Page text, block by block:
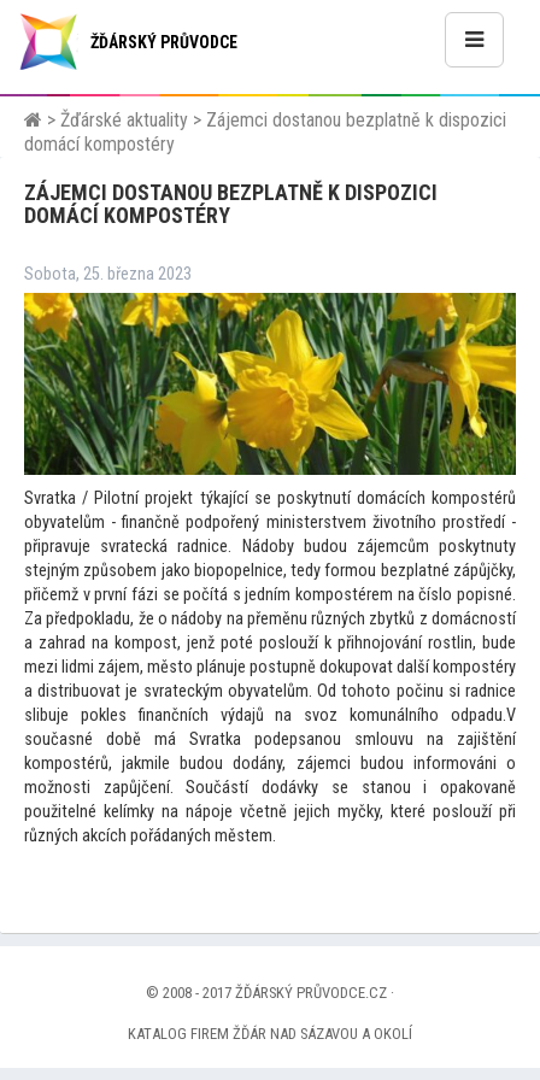
ŽĎÁRSKÝ PRŮVODCE
> Žďárské aktuality > Zájemci dostanou bezplatně k dispozici
domácí kompostéry
ZÁJEMCI DOSTANOU BEZPLATNĚ K DISPOZICI
DOMÁCÍ KOMPOSTÉRY
Sobota, 25. března 2023
Svratka / Pilotní projekt týkající se poskytnutí domácích kompostérů
obyvatelům - finančně podpořený ministerstvem životního prostředí -
připravuje svratecká radnice. Nádoby budou zájemcům poskytnuty
stejným způsobem jako biopopelnice, tedy formou bezplatné zápůjčky,
přičemž v první fázi se počítá s jedním kompostérem na číslo popisné.
Za předpokladu, že o nádoby na přeměnu různých zbytků z domácností
a zahrad na kompost, jenž poté poslouží k přihnojování rostlin, bude
mezi lidmi zájem, město plánuje postupně dokupovat další kompostéry
a distribuovat je svrateckým obyvatelům. Odtohoto počinu si radnice
slibuje pokles finančních výdajů na svoz komunálního odpadu.V
současné době má Svratka podepsanou smlouvu na zajištění
kompostérů, jakmile budou dodány, zájemci budou informováni o
možnosti zapůjčení. Součástí dodávky se stanou i opakovaně
použitelné kelímky na nápoje včetně jejich myčky, které poslouží při
různých akcích pořádaných městem.
© 2008 - 2017 ŽĎÁRSKÝ PRŮVODCE.CZ ·
KATALOG FIREM ŽĎÁR NAD SÁZAVOU A OKOLÍ